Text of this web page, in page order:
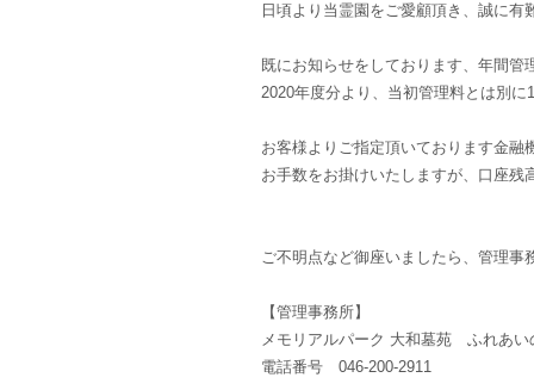
日頃より当霊園をご愛顧頂き、誠に有
既にお知らせをしております、年間管
2020年度分より、当初管理料とは別に
お客様よりご指定頂いております金融
お手数をお掛けいたしますが、口座残
ご不明点など御座いましたら、管理事
【管理事務所】
メモリアルパーク 大和墓苑 ふれあい
電話番号 046-200-2911